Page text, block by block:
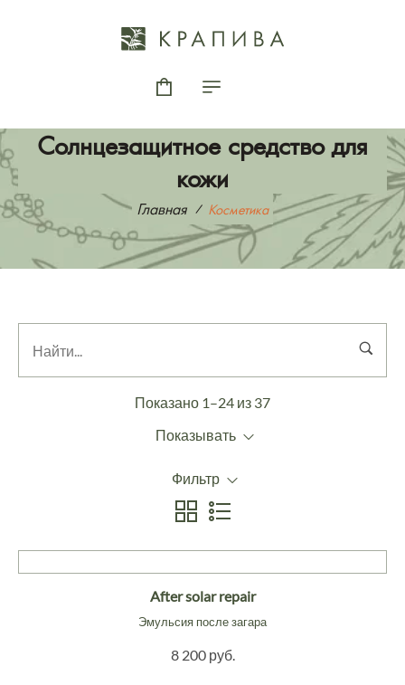
Солнцезащитное средство для
кожи
Главная Косметика
Показано 1–24 из 37
Показывать
Фильтр
After solar repair
Эмульсия после загара
8 200 руб.